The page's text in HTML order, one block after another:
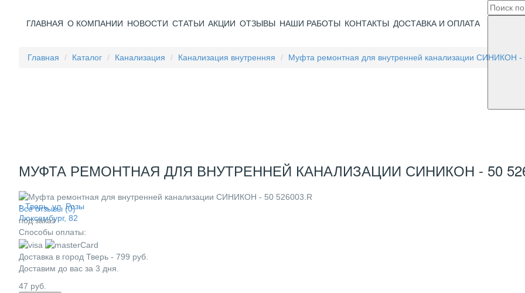
ГЛАВНАЯ О КОМПАНИИ НОВОСТИ СТАТЬИ АКЦИИ ОТЗЫВЫ НАШИ РАБОТЫ КОНТАКТЫ ДОСТАВКА И ОПЛАТА
г. Тверь, ул. Розы
Люксембург, 82
Главная Каталог Канализация Канализация внутренняя Муфта ремонтная для внутренней канализации СИНИКОН -
МУФТА РЕМОНТНАЯ ДЛЯ ВНУТРЕННЕЙ КАНАЛИЗАЦИИ СИНИКОН - 50
Все отзывы (0)
под заказ
Способы оплаты:
Доставка в город Тверь - 799 руб.
Доставим до вас за 3 дня.
47 руб.